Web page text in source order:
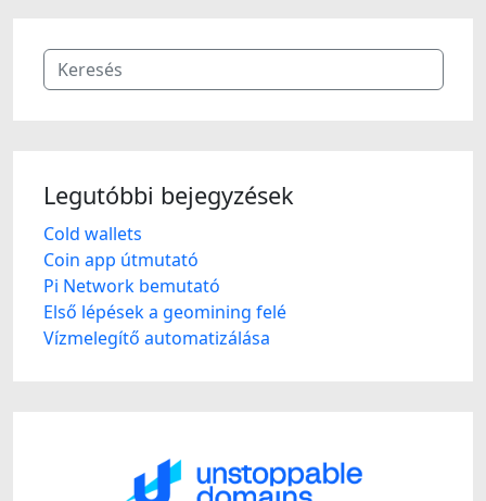
Legutóbbi bejegyzések
Cold wallets
Coin app útmutató
Pi Network bemutató
Első lépések a geomining felé
Vízmelegítő automatizálása